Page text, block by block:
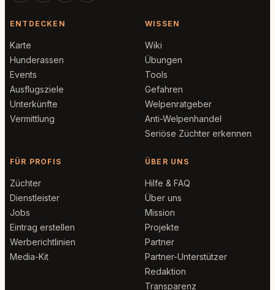
ENTDECKEN
Karte
Hunderassen
Events
Ausflugsziele
Unterkünfte
Vermittlung
WISSEN
Wiki
Übungen
Tools
Gefahren
Welpenratgeber
Anti-Welpenhandel
Seriöse Züchter erkennen
FÜR PROFIS
Züchter
Dienstleister
Jobs
Eintrag erstellen
Werberichtlinien
Media-Kit
ÜBER UNS
Hilfe & FAQ
Über uns
Mission
Projekte
Partner
Partner-Unterstützer
Redaktion
Transparenz